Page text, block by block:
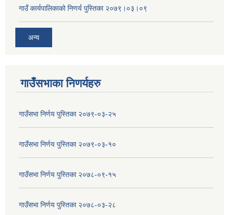
गाउँ कार्यपालिकाको निणर्य पुस्तिका २०७९।०३।०९
अन्य
गाउँसभाका निणर्यहरु
गाउँसभा निर्णय पुस्तिका २०७९-०३-२५
गाउँसभा निर्णय पुस्तिका २०७९-०३-१०
गाउँसभा निर्णय पुस्तिका २०७८-०९-१५
गाउँसभा निर्णय पुस्तिका २०७८-०३-२८